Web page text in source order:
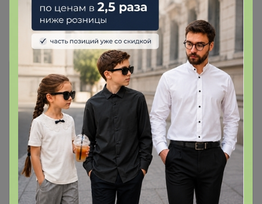
Показаны записи1-2из
Чтобы ответить или задать вопрос
необходимо авторизоваться на сайте
Это займет меньше минуты